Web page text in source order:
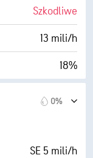
4 (Przyćm.)
0%
10 mili
Szkodliwe
13 mili/h
18%
0%
0%
SE 5 mili/h